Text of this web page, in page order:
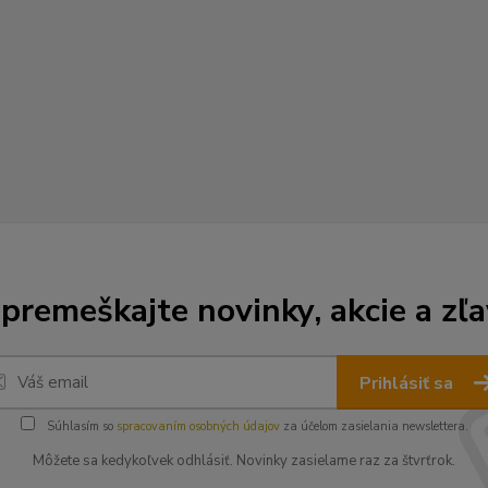
novinky, akcie a
Prihlásiť sa
Súhlasím so spracovaním osobných údajovza účelom zasielania newslettera.
Môžete sa kedykoľvek odhlásiť. Novinky zasielame raz za štvrťrok.